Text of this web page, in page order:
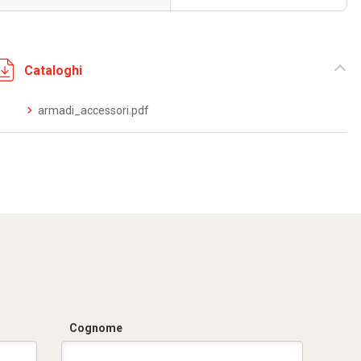
Cataloghi
armadi_accessori.pdf
Cognome